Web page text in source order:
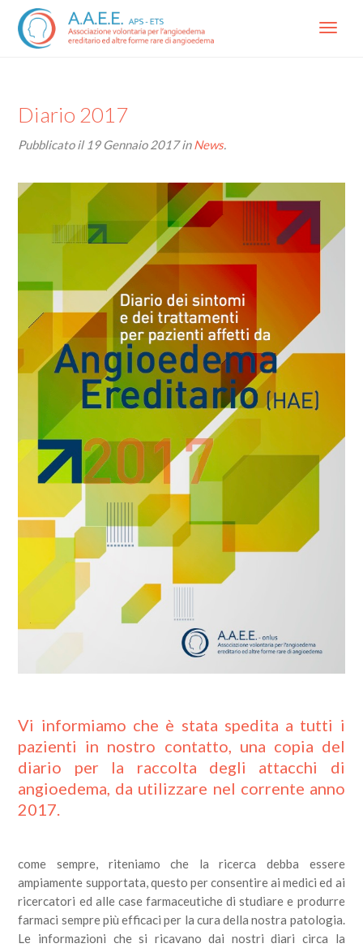
Menu
Diario 2017
Pubblicato il 19 Gennaio 2017inNews.
Vi informiamo che è stata spedita a tutti i
pazienti in nostro contatto, una copia del
diario per la raccolta degli attacchi di
angioedema, da utilizzare nel corrente anno
2017.
come sempre, riteniamo che la ricerca debba essere
ampiamente supportata, questo per consentire ai medici ed ai
ricercatori ed alle case farmaceutiche di studiare e produrre
farmaci sempre più efficaci per la cura della nostra patologia.
Le informazioni che si ricavano dai nostri diari circa la